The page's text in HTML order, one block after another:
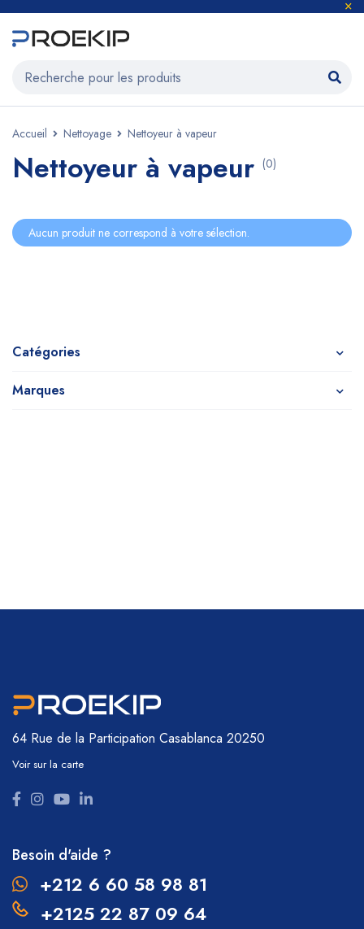
Accueil Nettoyage Nettoyeur à vapeur
Nettoyeur à vapeur (0)
Catégories
Marques
Aucun produit ne correspond à votre sélection.
64 Rue de la Participation Casablanca 20250
Voir sur la carte
Besoin d'aide ?
+212 6 60 58 98 81
+2125 22 87 09 64